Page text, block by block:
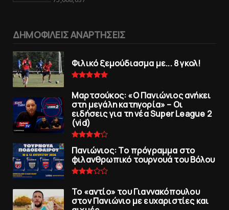
ΔΗΜΟΦΙΛΕΙΣ ΑΝΑΡΤΗΣΕΙΣ
Φιλικό ξεμούδιασμα με... 8 γκολ!
Μαρτσούκος: «Ο Πανιώνιος ανήκει
στη μεγάλη κατηγορία» – Οι
ειδήσεις για τη νέα Super League 2
(vid)
Πανιώνιoς: Tο πρόγραμμα στο
φιλανθρωπικό τουρνουά του Bόλου
To «αντίο» του Γιαννακόπουλου
στον Πανιώνιο με ευχαριστίες και